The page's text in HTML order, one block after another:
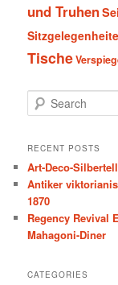
und Truhen
Tische
e
r
h
RECENT POSTS
Art-Deco-
Antiker
1870
Regency Revival
Mahagoni-Diner
CATEGORIES